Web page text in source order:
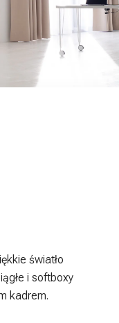
światło
i softboxy
kadrem.